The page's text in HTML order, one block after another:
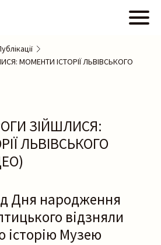
МОМЕНТИ ІСТОРІЇ ЛЬВІВСЬКОГО
ЗІЙШЛИСЯ:
ЛЬВІВСЬКОГО
Дня народження
відзняли
історію Музею